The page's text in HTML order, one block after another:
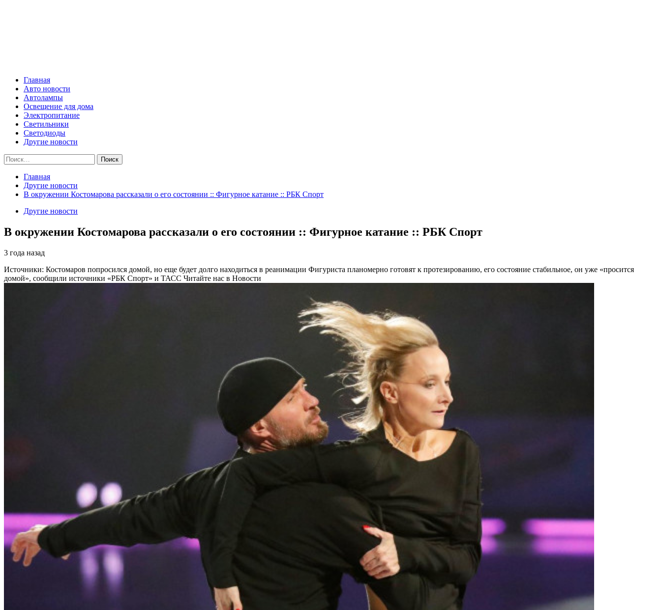
Главная
Авто новости
Автолампы
Освещение для дома
Электропитание
Светильники
Светодиоды
Другие новости
Найти:
Главная
Другие новости
В окружении Костомарова рассказали о его состоянии :: Фигурное катание :: РБК Спорт
Другие новости
В окружении Костомарова рассказали о его состоянии :: Фигурное катание :: РБК Спорт
3 года назад
Источники: Костомаров попросился домой, но еще будет долго находиться в реанимации Фигуриста планомерно готовят к протезированию, его состояние стабильное, он уже «просится
домой», сообщили источники «РБК Спорт» и ТАСС Читайте нас в Новости